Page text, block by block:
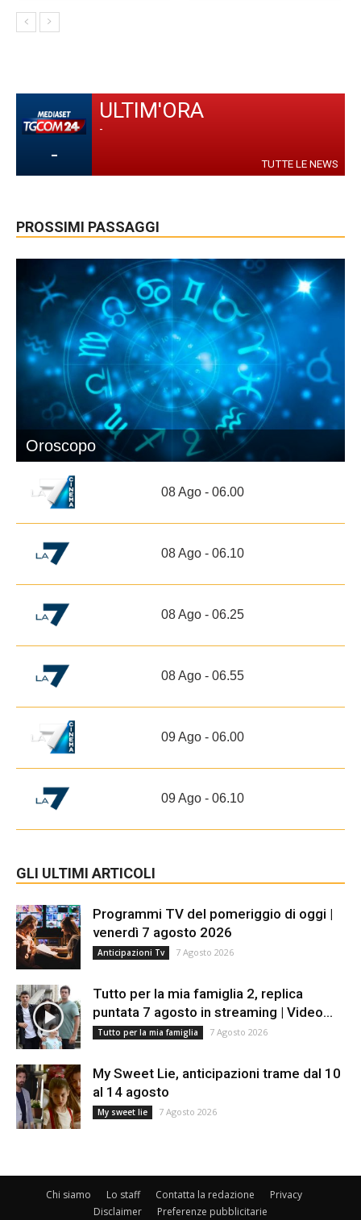
-
ULTIM'ORA
-
TUTTE LE NEWS
PROSSIMI PASSAGGI
Oroscopo
08 Ago - 06.00
08 Ago - 06.10
08 Ago - 06.25
08 Ago - 06.55
09 Ago - 06.00
09 Ago - 06.10
GLI ULTIMI ARTICOLI
Programmi TV del pomeriggio di oggi |
venerdì 7 agosto 2026
Anticipazioni Tv 7 Agosto 2026
Tutto per la mia famiglia 2, replica
puntata 7 agosto in streaming | Video...
Tutto per la mia famiglia 7 Agosto 2026
My Sweet Lie, anticipazioni trame dal 10
al 14 agosto
My sweet lie 7 Agosto 2026
Chi siamo Lo staff Contatta la redazione
Privacy
Disclaimer
Preferenze pubblicitarie